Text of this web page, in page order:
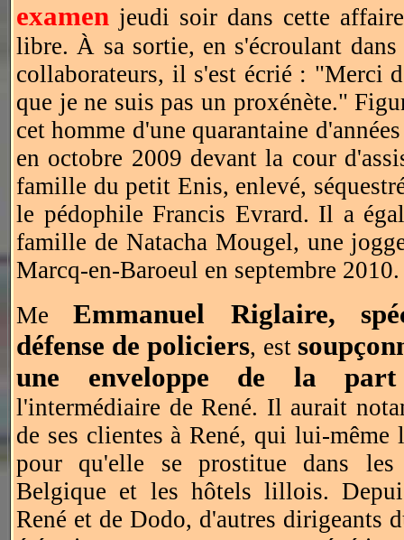
examen jeudi soir dans cette
libre. À sa sortie, en s'écroulant dans
collaborateurs, il s'est écrié : "Merci
que je ne suis pas un proxénète."
cet homme d'une quarantaine
en octobre 2009 devant la cour
famille du petit Enis, enlevé,
le pédophile Francis Evrard. Il a
famille de Natacha Mougel, une
Marcq-en-Baroeul en septembre 2010.
MeEmmanuel Riglaire,
défense de policiers, est
une enveloppe de la
l'intermédiaire de René. Il aurait
de ses clientes à René, qui lui-même
pour qu'elle se prostitue dans
Belgique et les hôtels lillois.
René et de Dodo, d'autres dirigeants